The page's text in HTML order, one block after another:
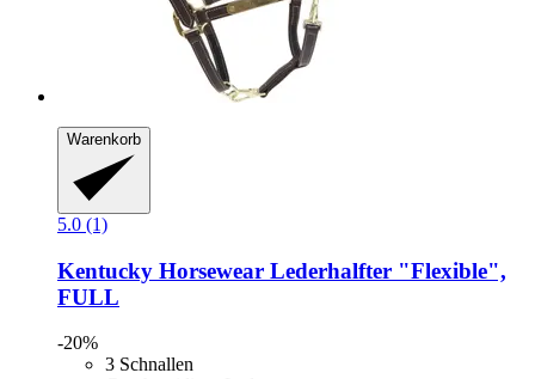
Warenkorb
5.0 (1)
Kentucky Horsewear Lederhalfter "Flexible",
FULL
-20%
3 Schnallen